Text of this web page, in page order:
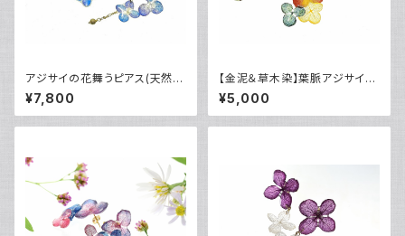
アジサイの花舞うピアス(天然ラ
ピスラズリ・草木染）14kgf・《イ
ヤリング可》
¥7,800
【金泥＆草木染】葉脈アジサイの
秋色ピアス・14kgf
¥5,000